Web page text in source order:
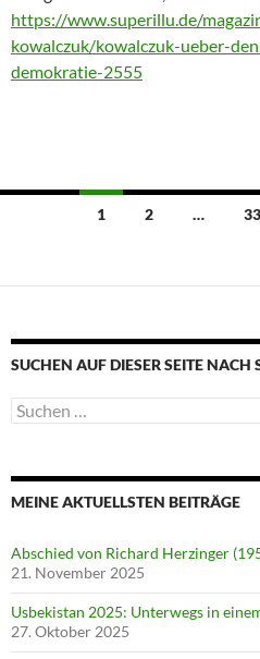
https://www.superillu.de/
kowalczuk/kowalczuk-ueber-
demokratie-2555
Beitragsnavigation
1 2 … 33
SUCHEN AUF DIESER SEITE NACH
Suche
nach:
MEINE AKTUELLSTEN BEITRÄGE
Abschied von Richard Herzinger
21. November 2025
Usbekistan 2025: Unterwegs in
27. Oktober 2025